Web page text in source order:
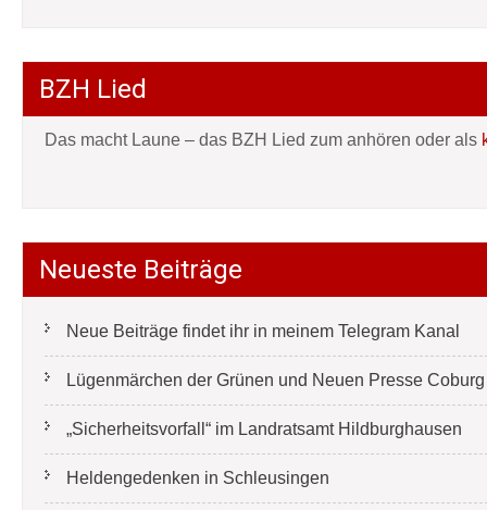
BZH Lied
Das macht Laune – das BZH Lied zum anhören oder als
Neueste Beiträge
Neue Beiträge findet ihr in meinem Telegram Kanal
Lügenmärchen der Grünen und Neuen Presse
„Sicherheitsvorfall“ im Landratsamt Hildburghausen
Heldengedenken in Schleusingen